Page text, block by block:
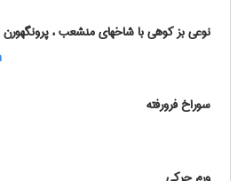
نوعی بز کوهی با شاخهای منشعب ، پرونگهورن
سوراخ فرورفته